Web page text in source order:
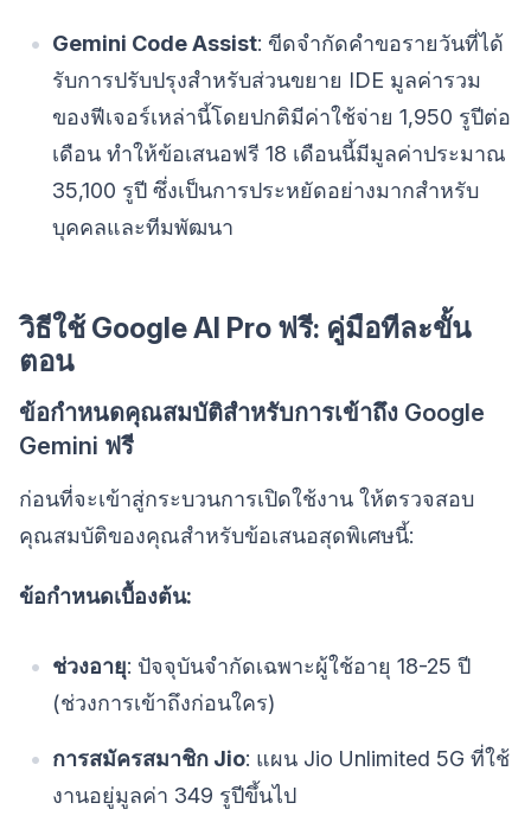
Gemini Code Assist: ขีดจำกัดคำขอรายวันที่ได้
รับการปรับปรุงสำหรับส่วนขยาย IDE มูลค่ารวม
ของฟีเจอร์เหล่านี้โดยปกติมีค่าใช้จ่าย 1,950 รูปีต่อ
เดือน ทำให้ข้อเสนอฟรี 18 เดือนนี้มีมูลค่าประมาณ
35,100 รูปี ซึ่งเป็นการประหยัดอย่างมากสำหรับ
บุคคลและทีมพัฒนา
วิธีใช้ Google AI Pro ฟรี: คู่มือทีละขั้น
ตอน
ข้อกำหนดคุณสมบัติสำหรับการเข้าถึง Google
Gemini ฟรี
ก่อนที่จะเข้าสู่กระบวนการเปิดใช้งาน ให้ตรวจสอบ
คุณสมบัติของคุณสำหรับข้อเสนอสุดพิเศษนี้:
ข้อกำหนดเบื้องต้น:
ช่วงอายุ: ปัจจุบันจำกัดเฉพาะผู้ใช้อายุ 18-25 ปี
(ช่วงการเข้าถึงก่อนใคร)
การสมัครสมาชิก Jio: แผน Jio Unlimited 5G ที่ใช้
งานอยู่มูลค่า 349 รูปีขึ้นไป